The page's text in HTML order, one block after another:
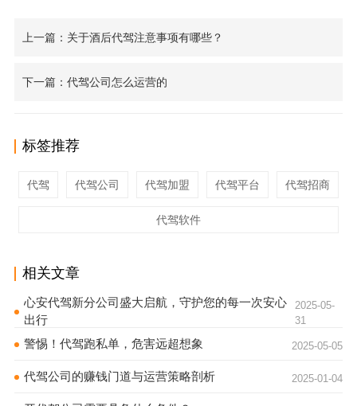
上一篇：关于酒后代驾注意事项有哪些？
下一篇：代驾公司怎么运营的
标签推荐
代驾 代驾公司 代驾加盟 代驾平台 代驾招商
代驾软件
相关文章
心安代驾新分公司盛大启航，守护您的每一次安心
出行
2025-05-
31
警惕！代驾跑私单，危害远超想象 2025-05-05
代驾公司的赚钱门道与运营策略剖析 2025-01-04